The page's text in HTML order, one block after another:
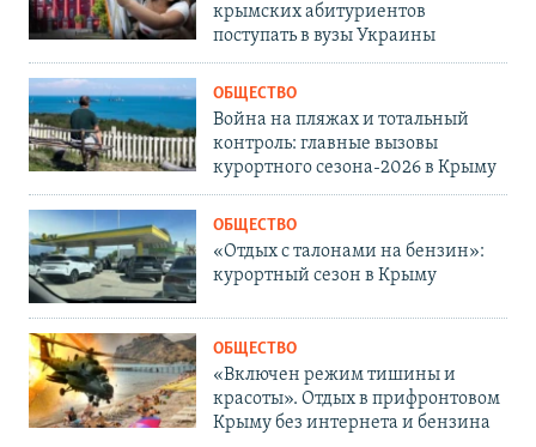
крымских абитуриентов
поступать в вузы Украины
ОБЩЕСТВО
Война на пляжах и тотальный
контроль: главные вызовы
курортного сезона-2026 в Крыму
ОБЩЕСТВО
«Отдых с талонами на бензин»:
курортный сезон в Крыму
ОБЩЕСТВО
«Включен режим тишины и
красоты». Отдых в прифронтовом
Крыму без интернета и бензина